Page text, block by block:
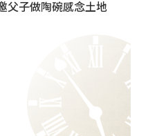
父子做陶碗感念土地